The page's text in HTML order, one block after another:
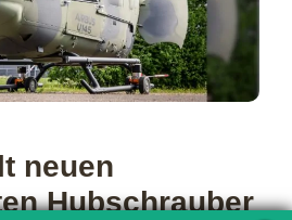
neuen
Hubschrauber